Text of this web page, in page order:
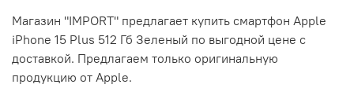
Магазин "IMPORT" предлагает купить смартфон Apple
iPhone 15 Plus 512 Гб Зеленый по выгодной цене с
доставкой. Предлагаем только оригинальную
продукцию от Apple.